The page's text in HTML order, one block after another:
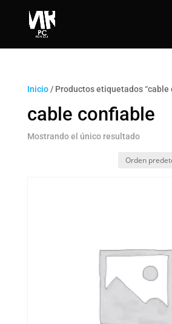
Inicio/ Productos etiquetados “cable
cable confiable
Mostrando el único resultado